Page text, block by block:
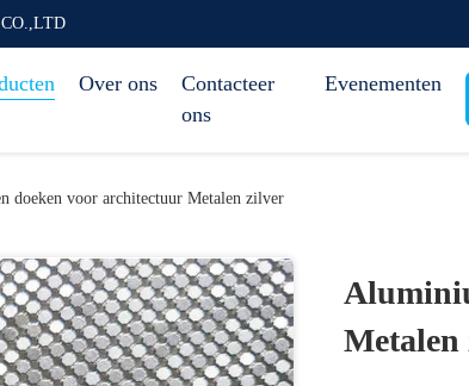
Over ons
Contacteer
ons
Evenementen
doeken voor architectuur Metalen zilver